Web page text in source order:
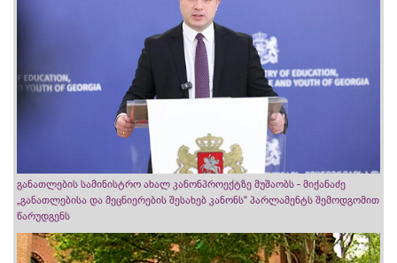
განათლების სამინისტრო ახალ კანონპროექტზე მუშაობს - მიქანაძე
„განათლებისა და მეცნიერების შესახებ კანონს“ პარლამენტს შემოდგომით
წარუდგენს